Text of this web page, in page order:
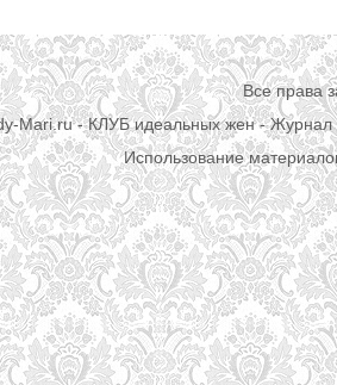
Все права
Mari.ru - КЛУБ идеальных жен - Журнал
Использование